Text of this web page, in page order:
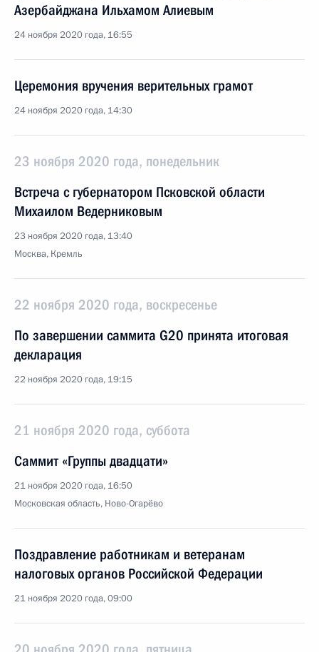
Азербайджана Ильхамом Алиевым
24 ноября 2020 года, 16:55
Церемония вручения верительных грамот
24 ноября 2020 года, 14:30
23 ноября 2020 года, понедельник
Встреча с губернатором Псковской области
Михаилом Ведерниковым
23 ноября 2020 года, 13:40
Москва, Кремль
22 ноября 2020 года, воскресенье
По завершении саммита G20 принята итоговая
декларация
22 ноября 2020 года, 19:15
21 ноября 2020 года, суббота
Саммит «Группы двадцати»
21 ноября 2020 года, 16:50
Московская область, Ново-Огарёво
Поздравление работникам и ветеранам
налоговых органов Российской Федерации
21 ноября 2020 года, 09:00